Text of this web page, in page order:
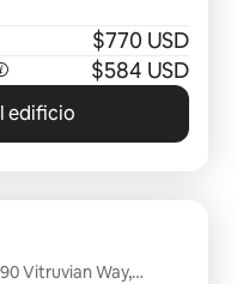
$770 USD
$584 USD
edificio
Vitruvian Way,